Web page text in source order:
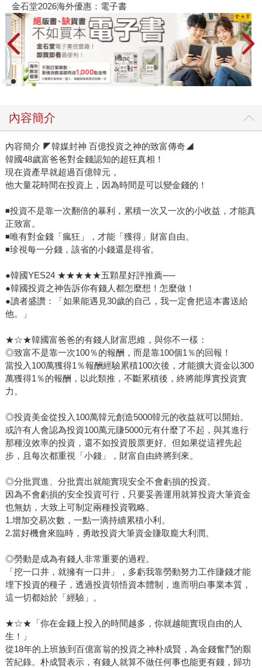
金石堂2026海外優惠：電子書
內容簡介
內容簡介 ◤韓媒封神 百億投資之神的致富傳奇◢
韓國48歲富爸爸對金錢認知的超狂真相！
現在資產早就超過百億韓元，
他大量花時間在投資上，因為時間是可以變金錢的！
◾投資不是靠一次翻倍的暴利，累積一次又一次的小收益，才能真
正致富。
◾唯有對金錢「瘋狂」，才能「獲得」財富自由。
◾珍視每一分錢，該省的小錢還是得省。
●韓國YES24 ★★★★★五顆星好評推薦──
●韓國投資之神告訴你有錢人都怎麼想！怎麼做！
●讀者盛讚：「如果能遇見30歲的自己，我一定會把這本書送給
他。」
★☆★韓國富爸爸的有錢人財富思維，與你不一樣：
◎致富不是靠一次100％的報酬，而是靠100個1％的回報！
當投入100萬獲得1％報酬經驗累積100次後，才能擴大資金以300
萬獲得1％的報酬，以此類推，不斷累積後，終將能厚實投資實
力。
◎投資美金從投入100萬韓元創造5000韓元的收益就可以開始。
或許有人會認為投資100萬元賺5000元有什麼了不起，與其進行
那種沒效率的投資，還不如投資股票更好。但如果從這裡先起
步，且每次都重視「小錢」，財富自由終將到來。
◎分批買進、分批賣出就能實現安全不會虧損的投資。
因為不會虧損的安全投資可行，只要妥善運用就算投資大筆資金
也無妨，大致上可制定兩種投資戰略。
1.增加交易次數，一點一滴持續累積小利。
2.當好機會來臨時，勇敢投資大筆資金賺取龐大利潤。
◎勞動是成為有錢人非常重要的過程。
「挖一口井，就擁有一口井」，多虧我靠勞動努力工作賺錢才能
埋下投資的種子，透過投資領悟資本體制，進而明白事業本質，
這一切都始於「經驗」。
★☆★「你在金錢上投入的時間越多，你就越能實現自由的人
生！」
從18年的上班族到百億富翁的投資之神朴成賢，為金錢奮鬥的艱
苦紀錄。朴成賢表示，有錢人就算不做任何事也能更有錢，歸功